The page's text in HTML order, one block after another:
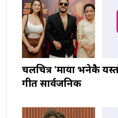
चलचित्र ‘माया भनेकै
गीत सार्वजनिक